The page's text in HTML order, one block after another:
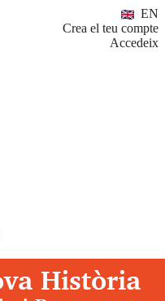
EN
Crea el teu compte
Accedeix